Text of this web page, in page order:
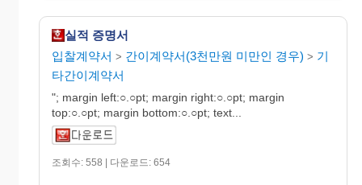
실적 증명서
입찰계약서 > 간이계약서(3천만원 미만인 경우) > 기
타간이계약서
"; margin left:○.○pt; margin right:○.○pt; margin
top:○.○pt; margin bottom:○.○pt; text...
조회수: 558 | 다운로드: 654